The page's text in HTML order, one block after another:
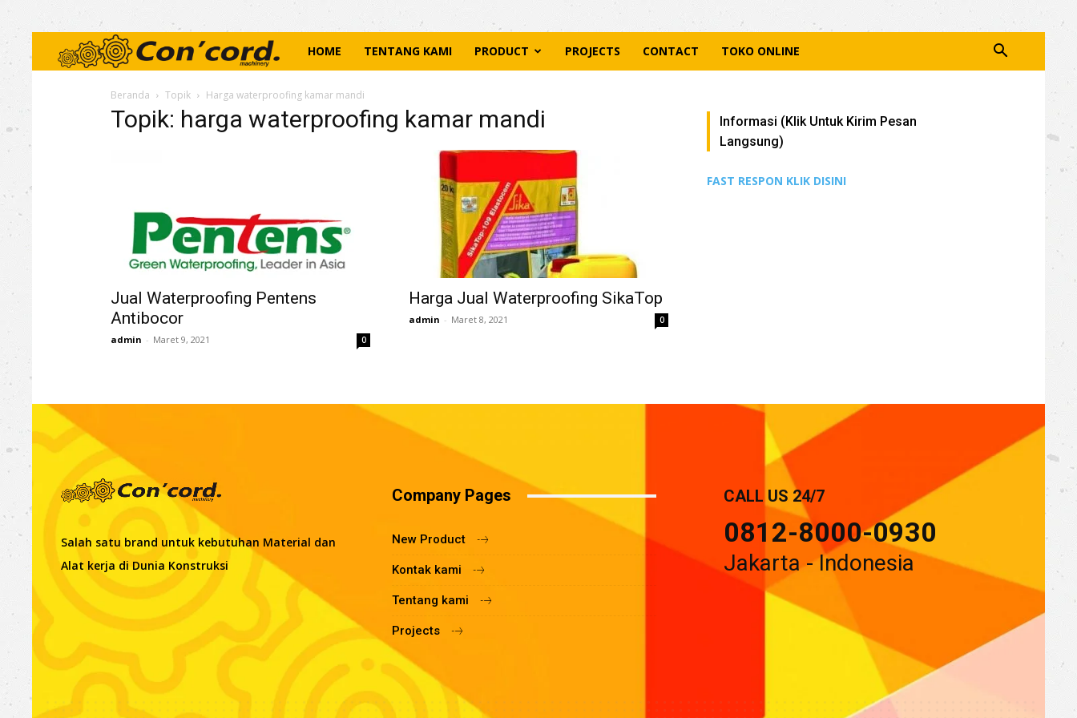
Concord
Mechinery
HOME TENTANG KAMI PRODUCT PROJECTS CONTACT TOKO ONLINE
Beranda Topik Harga waterproofing kamar mandi
Topik: harga waterproofing kamar mandi
Jual Waterproofing Pentens
Antibocor
admin - Maret 9, 2021 0
Harga Jual Waterproofing SikaTop
admin - Maret 8, 2021 0
Informasi (Klik Untuk Kirim Pesan
Langsung)
FAST RESPON KLIK DISINI
Salah satu brand untuk kebutuhan Material dan
Alat kerja di Dunia Konstruksi
Company Pages
New Product
Kontak kami
Tentang kami
Projects
CALL US 24/7
0812-8000-0930
Jakarta - Indonesia